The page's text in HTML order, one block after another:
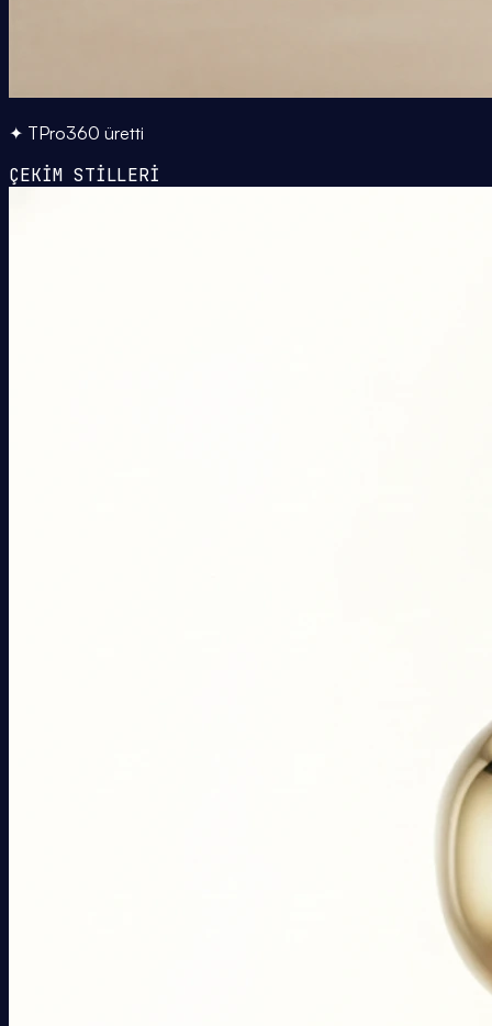
✦ TPro360 üretti
ÇEKİM STİLLERİ